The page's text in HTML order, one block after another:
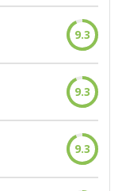
9.3
9.3
9.3